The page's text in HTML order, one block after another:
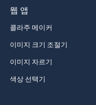
웹 앱
콜라주 메이커
이미지 크기 조절기
이미지 자르기
색상 선택기